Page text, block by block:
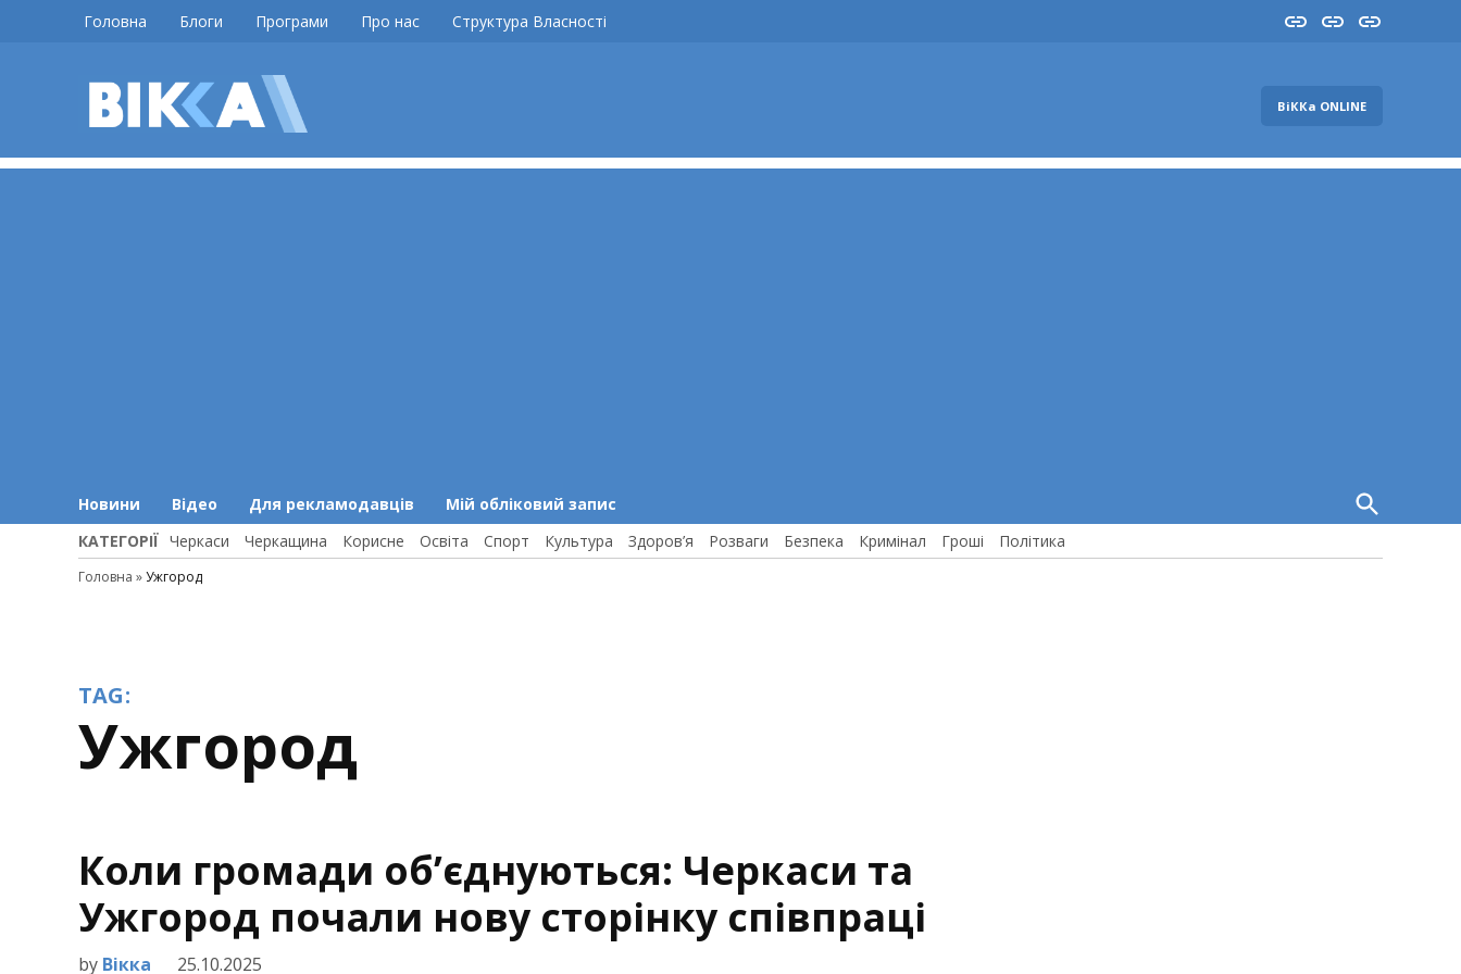
Головна Блоги Програми Про нас Структура Власності InstaYouTube
FB
ВіККа ONLINE
Новини Відео Для рекламодавців Мій обліковий запис
Open
Search
КАТЕГОРІЇ Черкаси Черкащина Корисне Освіта Спорт Культура Здоров’я Розваги Безпека Кримінал Гроші Політика
Головна »Ужгород
TAG:
Ужгород
Коли громади об’єднуються: Черкаси та
Ужгород почали нову сторінку співпраці
by Вікка 25.10.2025